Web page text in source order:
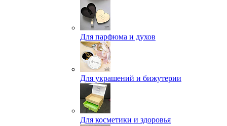
Для парфюма и духов
Для украшений и бижутерии
Для косметики и здоровья